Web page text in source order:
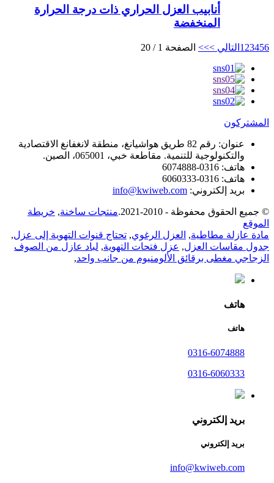
أنابيب العزل الحراري ذات درجة الحرارة
المنخفضة
1 23456 التالي >>> الصفحة 1 / 20
المشتركون
عنوان:
رقم 82 طريق هواشيانغ، منطقة لانغفانغ الاقتصادية
والتكنولوجية للتنمية. مقاطعة خبي، 065001، الصين.
هاتف: 0316-6074888
هاتف: 0316-6060333
بريد إلكتروني: info@kwiweb.com
© جميع الحقوق محفوظة - 2010-2021. منتجات ساخنة, خريطة
الموقع
مادة عازلة مطاطية, العزل الرغوي, تحتاج قنوات التهوية إلى عزل,
جدول مقاسات العزل, عزل فتحات التهوية, لباد عازل من الصوف
الزجاجي مغطى برقائق الألومنيوم من جانب واحد,
هاتف
هاتف
0316-6074888
0316-6060333
بريد إلكتروني
بريد إلكتروني
info@kwiweb.com